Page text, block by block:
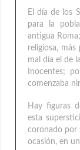
El día de los
para la
antigua
religiosa, más
mal día el de
Inocentes;
comenzaba
Hay figuras
esta
coronado por
ocasión, en